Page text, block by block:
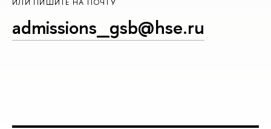
ИЛИ ПИШИТЕ НА ПОЧТУ
admissions_gsb@hse.ru